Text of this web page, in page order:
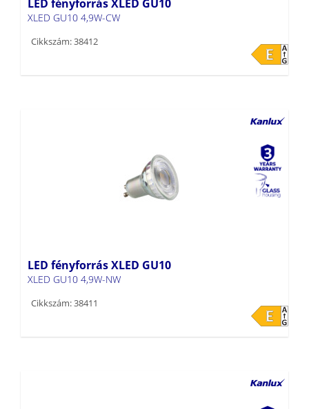
LED fényforrás XLED GU10
XLED GU10 4,9W-CW
Cikkszám: 38412
LED fényforrás XLED GU10
XLED GU10 4,9W-NW
Cikkszám: 38411